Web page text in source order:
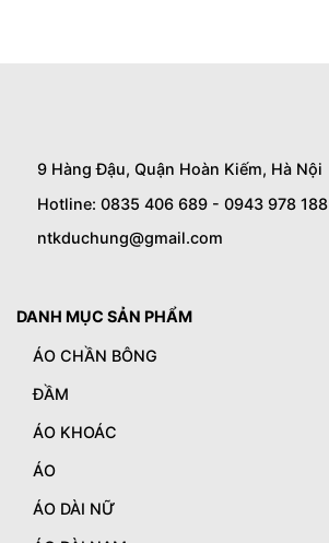
9 Hàng Đậu, Quận Hoàn Kiếm, Hà Nội
Hotline: 0835 406 689 - 0943 978 188
ntkduchung@gmail.com
DANH MỤC SẢN PHẨM
ÁO CHẦN BÔNG
ĐẦM
ÁO KHOÁC
ÁO
ÁO DÀI NỮ